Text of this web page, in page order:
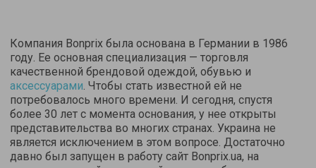
Компания Bonprix была основана в Германии в 1986
году. Ее основная специализация — торговля
качественной брендовой одеждой, обувью и
аксессуарами. Чтобы стать известной ей не
потребовалось много времени. И сегодня, спустя
более 30 лет с момента основания, у нее открыты
представительства во многих странах. Украина не
является исключением в этом вопросе. Достаточно
давно был запущен в работу сайт Bonprix.ua, на